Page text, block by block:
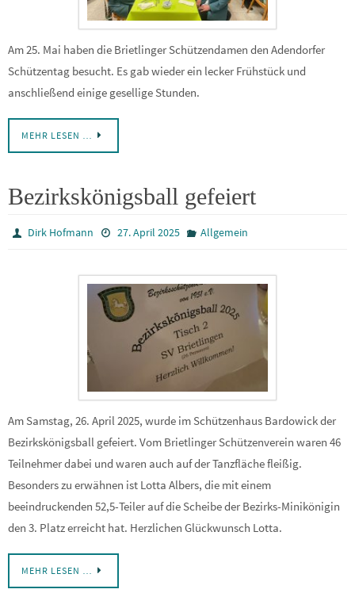
Am 25. Mai haben die Brietlinger Schützendamen den Adendorfer
Schützentag besucht. Es gab wieder ein lecker Frühstück und
anschließend einige gesellige Stunden.
MEHR LESEN …
Bezirkskönigsball gefeiert
Dirk Hofmann 27. April 2025 Allgemein
Am Samstag, 26. April 2025, wurde im Schützenhaus Bardowick der
Bezirkskönigsball gefeiert. Vom Brietlinger Schützenverein waren 46
Teilnehmer dabei und waren auch auf der Tanzfläche fleißig.
Besonders zu erwähnen ist Lotta Albers, die mit einem
beeindruckenden 52,5-Teiler auf die Scheibe der Bezirks-Minikönigin
den 3. Platz erreicht hat. Herzlichen Glückwunsch Lotta.
MEHR LESEN …